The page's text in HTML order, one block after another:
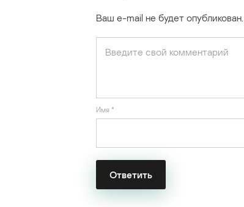
Ваш e-mail не будет опубликован.
Имя *